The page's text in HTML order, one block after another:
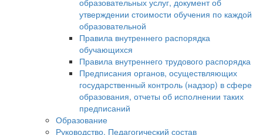
образовательных услуг, документ об
утверждении стоимости обучения по каждой
образовательной
Правила внутреннего распорядка
обучающихся
Правила внутреннего трудового распорядка
Предписания органов, осуществляющих
государственный контроль (надзор) в сфере
образования, отчеты об исполнении таких
предписаний
Образование
Руководство. Педагогический состав